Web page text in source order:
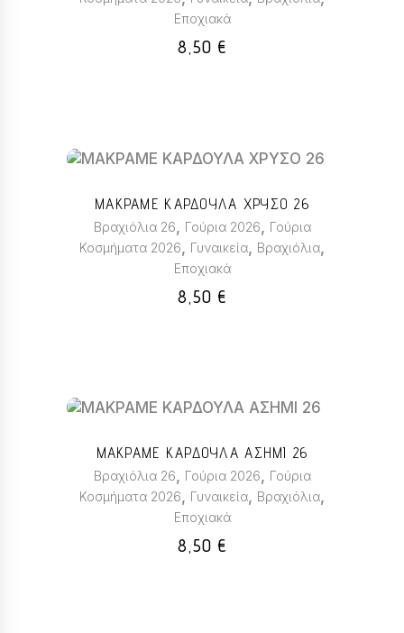
παραλλαγές.
Οι
σελίδα
προϊόντος
Εποχιακά
8,50 €
Αυτό
προϊόν
έχει
πολλαπλές
παραλλαγές.
Οι
σελίδα
προϊόντος
ΜΑΚΡΑΜΕ ΚΑΡΔΟΥΛΑ ΧΡΥΣΟ 26
Βραχιόλια 26 Γούρια 2026
Γούρια
Κοσμήματα 2026
Γυναικεία Βραχιόλια
Εποχιακά
8,50 €
Αυτό
προϊόν
έχει
πολλαπλές
παραλλαγές.
Οι
ΜΑΚΡΑΜΕ ΚΑΡΔΟΥΛΑ ΑΣΗΜΙ 26
Βραχιόλια 26 Γούρια 2026
Γούρια
Κοσμήματα 2026
Γυναικεία Βραχιόλια
Εποχιακά
8,50 €